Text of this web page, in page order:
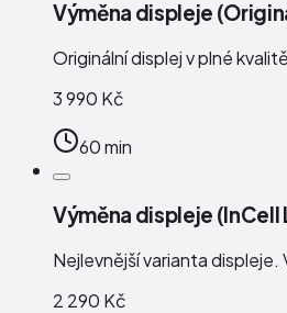
Výměna displeje
Originální displej v plné
3 990 Kč
60 min
Výměna displeje (InCell
Nejlevnější varianta
2 290 Kč